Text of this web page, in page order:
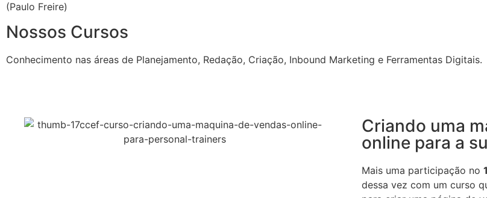
(Paulo Freire)
Nossos Cursos
Conhecimento nas áreas de Planejamento, Redação, Criação, Inbound Marketing e Ferramentas Digitais.
Criando uma
online para a
Mais uma participação no
dessa vez com um curso